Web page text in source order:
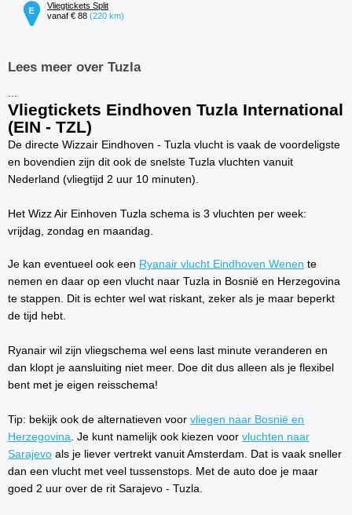
Vliegtickets Split
vanaf € 88 (220 km)
Lees meer over Tuzla
...
Vliegtickets Eindhoven Tuzla International
(EIN - TZL)
De directe Wizzair Eindhoven - Tuzla vlucht is vaak de voordeligste
en bovendien zijn dit ook de snelste Tuzla vluchten vanuit
Nederland (vliegtijd 2 uur 10 minuten).
Het Wizz Air Einhoven Tuzla schema is 3 vluchten per week:
vrijdag, zondag en maandag.
Je kan eventueel ook een Ryanair vlucht Eindhoven Wenen te
nemen en daar op een vlucht naar Tuzla in Bosnië en Herzegovina
te stappen. Dit is echter wel wat riskant, zeker als je maar beperkt
de tijd hebt.
Ryanair wil zijn vliegschema wel eens last minute veranderen en
dan klopt je aansluiting niet meer. Doe dit dus alleen als je flexibel
bent met je eigen reisschema!
Tip: bekijk ook de alternatieven voor vliegen naar Bosnië en
Herzegovina. Je kunt namelijk ook kiezen voor vluchten naar
Sarajevo als je liever vertrekt vanuit Amsterdam. Dat is vaak sneller
dan een vlucht met veel tussenstops. Met de auto doe je maar
goed 2 uur over de rit Sarajevo - Tuzla.